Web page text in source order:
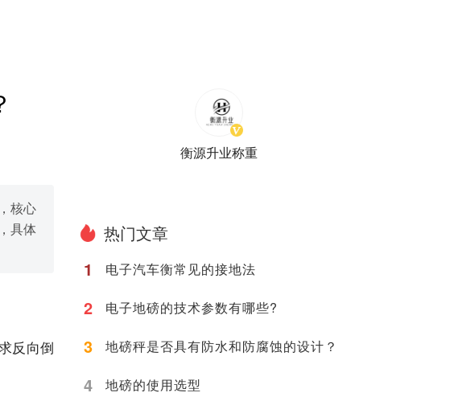
核心
具体
反向倒
衡源升业称重
热门文章
1
电子汽车衡常见的接地法
2 电子地磅的技术参数有哪些?
3 地磅秤是否具有防水和防腐蚀的设计？
4 地磅的使用选型